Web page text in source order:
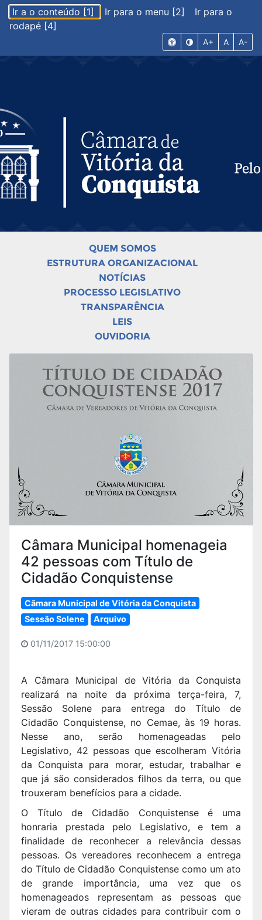
Ir a o conteúdo [1] Ir para o menu [2]
Ir para o
rodapé [4]
A+ A A-
QUEM SOMOS
ESTRUTURA ORGANIZACIONAL
NOTÍCIAS
PROCESSO LEGISLATIVO
TRANSPARÊNCIA
LEIS
OUVIDORIA
Câmara Municipal homenageia
42 pessoas com Título de
Cidadão Conquistense
Câmara Municipal de Vitória da Conquista
Sessão Solene
Arquivo
01/11/2017 15:00:00
A Câmara Municipal de Vitória da Conquista
realizará na noite da próxima terça-feira, 7,
Sessão Solene para entrega do Título de
Cidadão Conquistense, no Cemae, às 19 horas.
Nesse ano, serão homenageadas pelo
Legislativo, 42 pessoas que escolheram Vitória
da Conquista para morar, estudar, trabalhar e
que já são considerados filhos da terra, ou que
trouxeram benefícios para a cidade.
O Título de Cidadão Conquistense é uma
honraria prestada pelo Legislativo, e tem a
finalidade de reconhecer a relevância dessas
pessoas. Os vereadores reconhecem a entrega
do Título de Cidadão Conquistense como um ato
de grande importância, uma vez que os
homenageados representam as pessoas que
vieram de outras cidades para contribuir com o